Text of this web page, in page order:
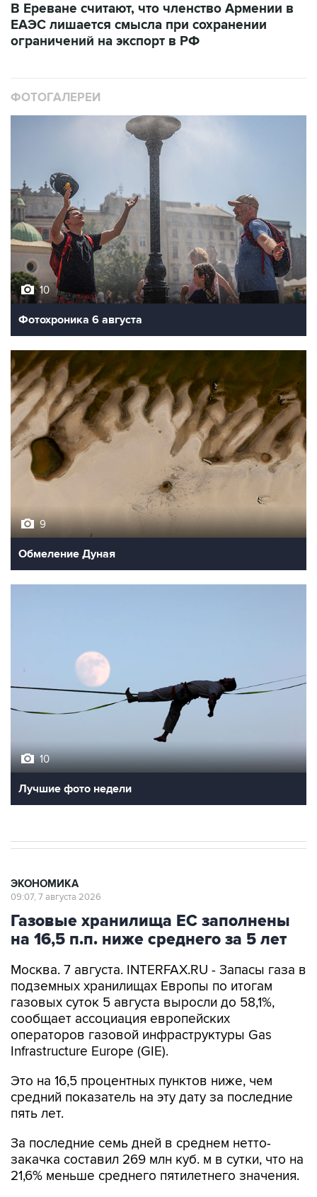
В Ереване считают, что членство Армении в
ЕАЭС лишается смысла при сохранении
ограничений на экспорт в РФ
ФОТОГАЛЕРЕИ
10
Фотохроника 6 августа
9
Обмеление Дуная
10
Лучшие фото недели
ЭКОНОМИКА
09:07, 7 августа 2026
Газовые хранилища ЕС заполнены
на 16,5 п.п. ниже среднего за 5 лет
Москва. 7 августа. INTERFAX.RU - Запасы газа в
подземных хранилищах Европы по итогам
газовых суток 5 августа выросли до 58,1%,
сообщает ассоциация европейских
операторов газовой инфраструктуры Gas
Infrastructure Europe (GIE).
Это на 16,5 процентных пунктов ниже, чем
средний показатель на эту дату за последние
пять лет.
За последние семь дней в среднем нетто-
закачка составил 269 млн куб. м в сутки, что на
21,6% меньше среднего пятилетнего значения.